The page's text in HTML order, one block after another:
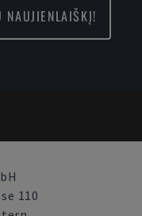
NAUJIENLAIŠKĮ!
110